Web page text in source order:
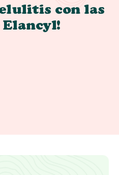
con las
Elancyl!